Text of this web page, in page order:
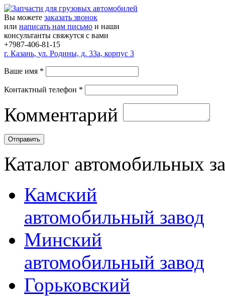
Вы можете заказать звонок
или написать нам письмо и наши
консультанты свяжутся с вами
+7987-406-81-15
г. Казань, ул. Родины, д. 33а, корпус 3
Ваше имя *
Контактный телефон *
Комментарий
Каталог автомобильных
Камский
автомобильный завод
Минский
автомобильный завод
Горьковский